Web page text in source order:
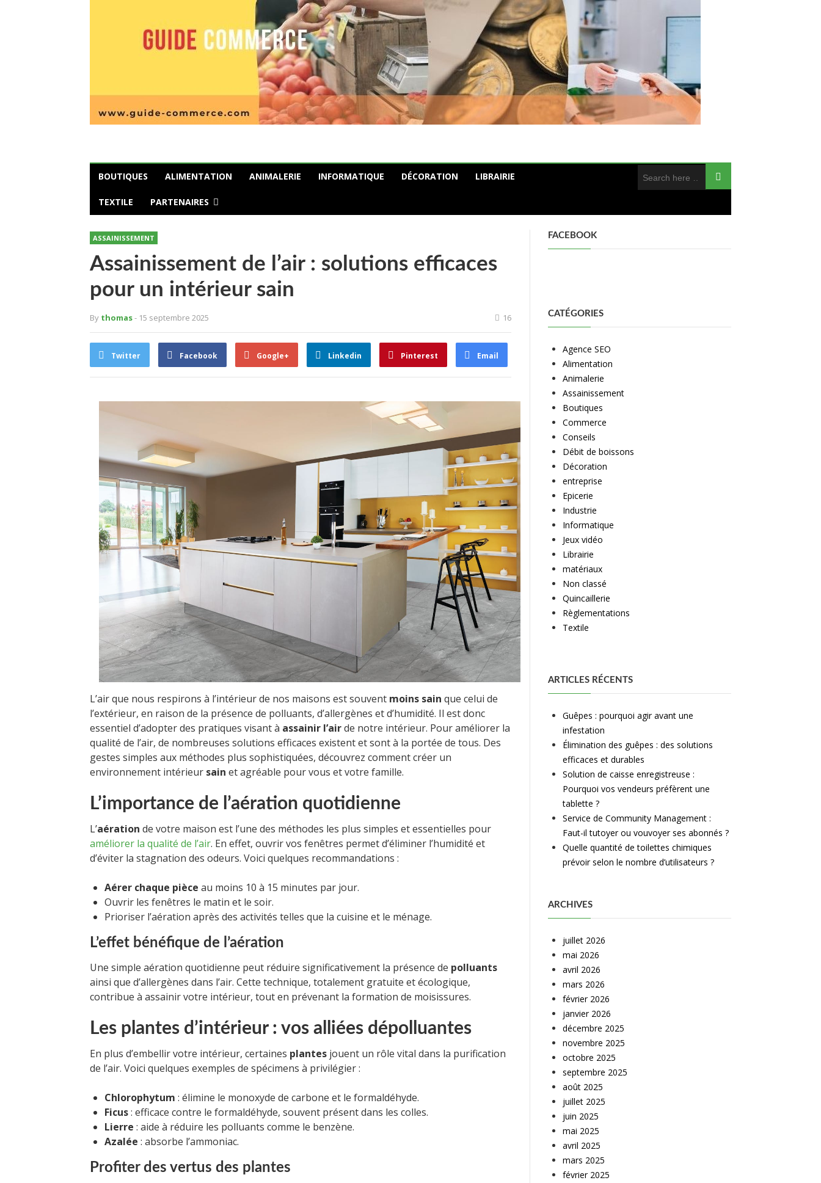
BOUTIQUES ALIMENTATION ANIMALERIE INFORMATIQUE DÉCORATION LIBRAIRIE
TEXTILE PARTENAIRES
ASSAINISSEMENT
Assainissement de l’air : solutions efficaces
pour un intérieur sain
By thomas- 15 septembre 2025 16
Twitter Facebook Google+ Linkedin Pinterest Email
L’air que nous respirons à l’intérieur de nos maisons est souvent moins sain que celui de
l’extérieur, en raison de la présence de polluants, d’allergènes et d’humidité. Il est donc
essentiel d’adopter des pratiques visant à assainir l’airde notre intérieur. Pour améliorer la
qualité de l’air, de nombreuses solutions efficaces existent et sont à la portée de tous. Des
gestes simples aux méthodes plus sophistiquées, découvrez comment créer un
environnement intérieur sain et agréable pour vous et votre famille.
L’importance de l’aération quotidienne
L’aération de votre maison est l’une des méthodes les plus simples et essentielles pour
améliorer la qualité de l’air. En effet, ouvrir vos fenêtres permet d’éliminer l’humidité et
d’éviter la stagnation des odeurs. Voici quelques recommandations :
Aérer chaque pièce au moins 10 à 15 minutes par jour.
Ouvrir les fenêtres le matin et le soir.
Prioriser l’aération après des activités telles que la cuisine et le ménage.
L’effet bénéfique de l’aération
Une simple aération quotidienne peut réduire significativement la présence de polluants
ainsi que d’allergènes dans l’air. Cette technique, totalement gratuite et écologique,
contribue à assainir votre intérieur, tout en prévenant la formation de moisissures.
Les plantes d’intérieur : vos alliées dépolluantes
En plus d’embellir votre intérieur, certaines plantes jouent un rôle vital dans la purification
de l’air. Voici quelques exemples de spécimens à privilégier :
Chlorophytum : élimine le monoxyde de carbone et le formaldéhyde.
Ficus: efficace contre le formaldéhyde, souvent présent dans les colles.
Lierre : aide à réduire les polluants comme le benzène.
Azalée : absorbe l’ammoniac.
Profiter des vertus des plantes
FACEBOOK
CATÉGORIES
Agence SEO
Alimentation
Animalerie
Assainissement
Boutiques
Commerce
Conseils
Débit de boissons
Décoration
entreprise
Epicerie
Industrie
Informatique
Jeux vidéo
Librairie
matériaux
Non classé
Quincaillerie
Règlementations
Textile
ARTICLES RÉCENTS
Guêpes : pourquoi agir avant une
infestation
Élimination des guêpes : des solutions
efficaces et durables
Solution de caisse enregistreuse :
Pourquoi vos vendeurs préfèrent une
tablette ?
Service de Community Management :
Faut-il tutoyer ou vouvoyer ses abonnés ?
Quelle quantité de toilettes chimiques
prévoir selon le nombre d’utilisateurs ?
ARCHIVES
juillet 2026
mai 2026
avril 2026
mars 2026
février 2026
janvier 2026
décembre 2025
novembre 2025
octobre 2025
septembre 2025
août 2025
juillet 2025
juin 2025
mai 2025
avril 2025
mars 2025
février 2025